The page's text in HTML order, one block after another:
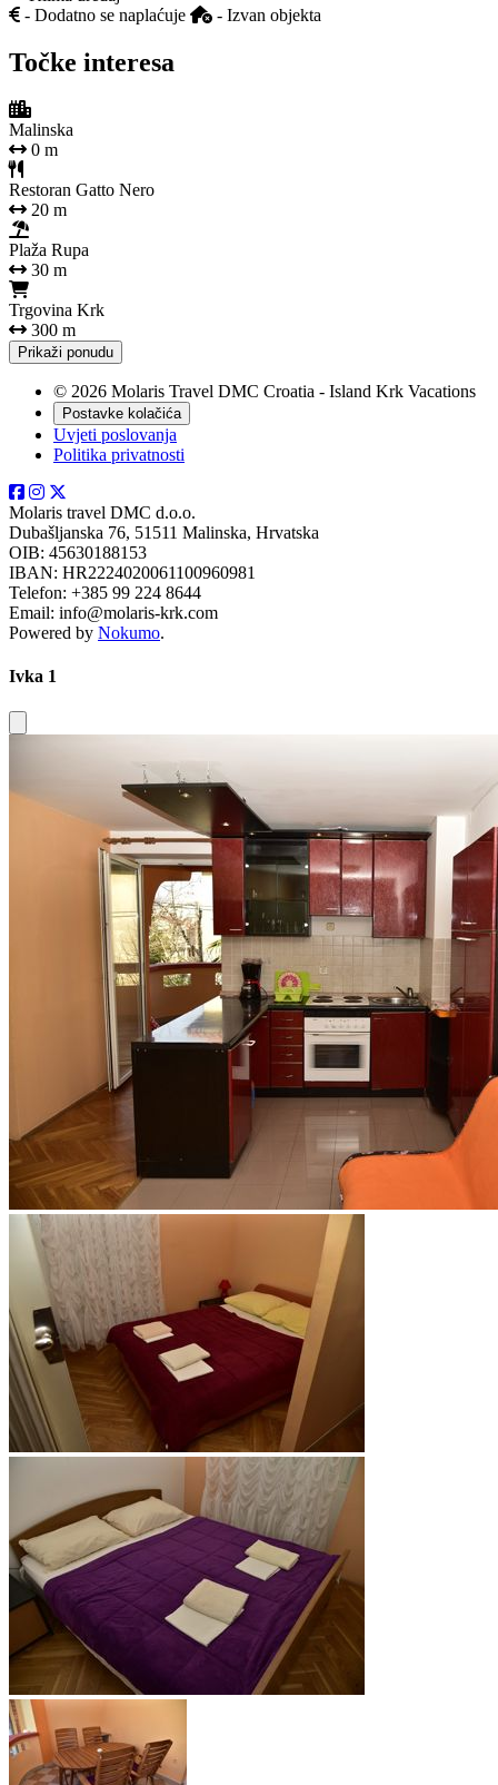
- Dodatno se naplaćuje
- Izvan objekta
Točke interesa
Malinska
0 m
Restoran Gatto Nero
20 m
Plaža Rupa
30 m
Trgovina Krk
300 m
Prikaži ponudu
© 2026 Molaris Travel DMC Croatia - Island Krk Vacations
Postavke kolačića
Uvjeti poslovanja
Politika privatnosti
Molaris travel DMC d.o.o.
Dubašljanska 76, 51511 Malinska, Hrvatska
OIB: 45630188153
IBAN: HR2224020061100960981
Telefon: +385 99 224 8644
Email: info@molaris-krk.com
Powered by Nokumo.
Ivka 1
Close modal